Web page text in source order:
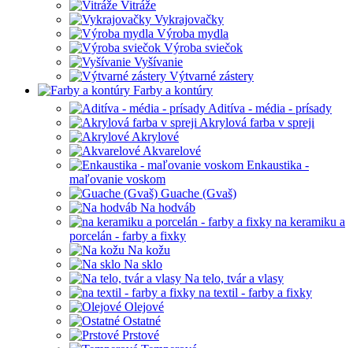
Vitráže
Vykrajovačky
Výroba mydla
Výroba sviečok
Vyšívanie
Výtvarné zástery
Farby a kontúry
Aditíva - média - prísady
Akrylová farba v spreji
Akrylové
Akvarelové
Enkaustika -
maľovanie voskom
Guache (Gvaš)
Na hodváb
na keramiku a
porcelán - farby a fixky
Na kožu
Na sklo
Na telo, tvár a vlasy
na textil - farby a fixky
Olejové
Ostatné
Prstové